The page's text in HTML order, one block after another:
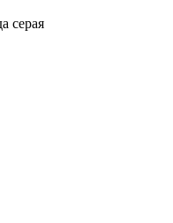
серая